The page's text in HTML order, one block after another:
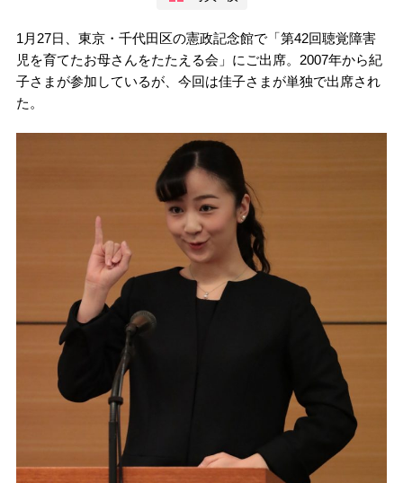
1月27日、東京・千代田区の憲政記念館で「第42回聴覚障害
児を育てたお母さんをたたえる会」にご出席。2007年から紀
子さまが参加しているが、今回は佳子さまが単独で出席され
た。